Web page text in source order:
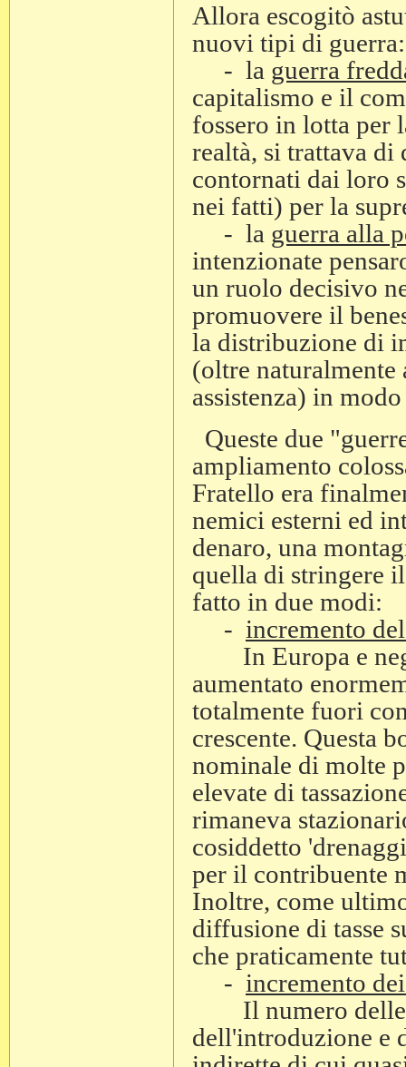
Allora escogitò
nuovi tipi di guerra:
- la guerra
capitalismo e il
fossero in lotta per
realtà, si trattava
contornati dai loro
nei fatti) per la
- la guerra alla
intenzionate
un ruolo decisivo
promuovere il
la distribuzione di
(oltre
assistenza) in
Queste due
ampliamento
Fratello era
nemici esterni ed
denaro, una
quella di stringere
fatto in due modi:
- incremento
In Europa e
aumentato
totalmente fuori
crescente. Questa
nominale di molte
elevate di
rimaneva
cosiddetto
per il contribuente
Inoltre, come
diffusione di tasse
che praticamente
- incremento
Il numero delle
dell'introduzione e